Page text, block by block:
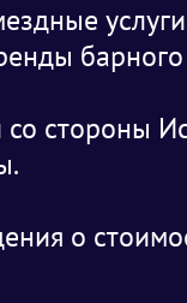
стороны
о